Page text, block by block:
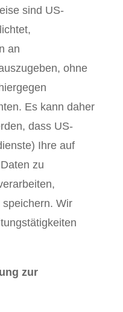
sind US-
an
ohne
Es kann daher
dass US-
Ihre auf
zu
Wir
zur